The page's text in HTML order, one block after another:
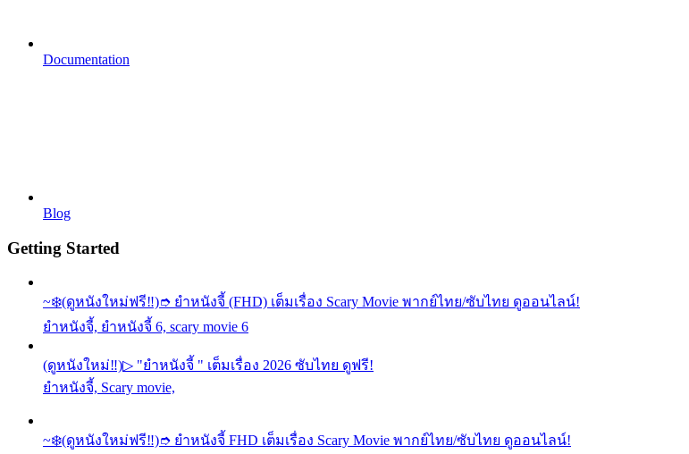
Documentation
Blog
Getting Started
~❄️(ดูหนังใหม่ฟรี‼️)➮ ยำหนังจี้ (FHD) เต็มเรื่อง Scary Movie พากย์ไทย/ซับไทย ดูออนไลน์!
ยำหนังจี้, ยำหนังจี้ 6, scary movie 6
(ดูหนังใหม่‼️)▷ "ยำหนังจี้ " เต็มเรื่อง 2026 ซับไทย ดูฟรี!
ยำหนังจี้, Scary movie,
~❄️(ดูหนังใหม่ฟรี‼️)➮ ยำหนังจี้ FHD เต็มเรื่อง Scary Movie พากย์ไทย/ซับไทย ดูออนไลน์!